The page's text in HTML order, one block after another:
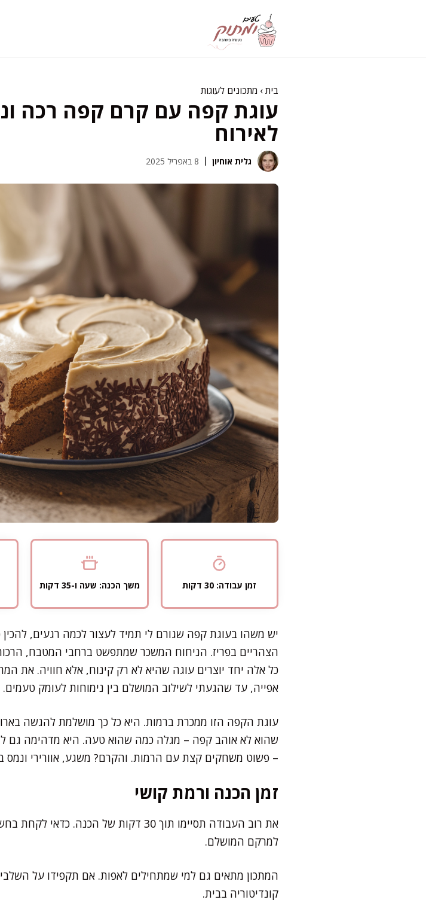
בית› מתכונים לעוגות
עוגת קפה עם קרם קפה רכה
לאירוח
גלית אוחיון 8 באפריל 2025
זמן עבודה: 30 דקות משך הכנה: שעה ו-35 דקות
יש משהו בעוגת קפה שגורם לי תמיד לעצור לכמה רגעים, להכין
הצהריים בפריז. הניחוח המשכר שמתפשט ברחבי המטבח,
כל אלה יחד יוצרים עוגה שהיא לא רק קינוח, אלא חוויה. את
אפייה, עד שהגעתי לשילוב המושלם בין נימוחות לעומק טעמים.
עוגת הקפה הזו ממכרת ברמות. היא כל כך מושלמת להגשה
שהוא לא אוהב קפה – מגלה כמה שהוא טעה. היא מדהימה גם
– פשוט משחקים קצת עם הרמות. והקרם? משגע, אוורירי ונמס
זמן הכנה ורמת קושי
למרקם המושלם.
המתכון מתאים גם למי שמתחילים לאפות. אם תקפידו על
קונדיטוריה בבית.